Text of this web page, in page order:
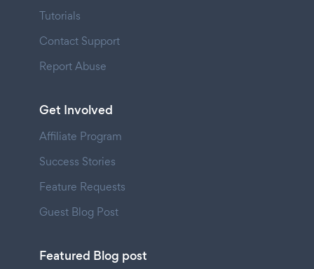
Tutorials
Contact Support
Report Abuse
Get Involved
Affiliate Program
Success Stories
Feature Requests
Guest Blog Post
Featured Blog post